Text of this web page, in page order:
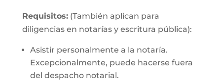
Requisitos:(También aplican para
diligencias en notarías y escritura pública):
Asistir personalmente a la notaría.
Excepcionalmente, puede hacerse fuera
del despacho notarial.